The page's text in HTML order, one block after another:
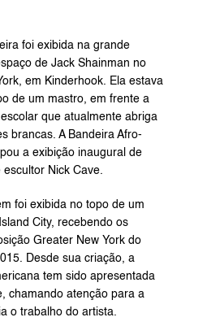
foi exibida na grande
de Jack Shainman no
em Kinderhook. Ela estava
de um mastro, em frente a
que atualmente abriga
brancas. A Bandeira Afro-
a exibição inaugural de
Nick Cave.
foi exibida no topo de um
City, recebendo os
Greater New York do
Desde sua criação, a
tem sido apresentada
chamando atenção para a
o trabalho do artista.